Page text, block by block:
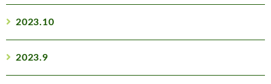
2023.10
2023.9